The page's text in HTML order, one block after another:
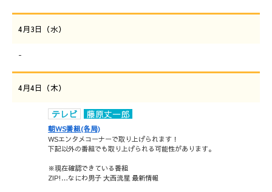
4月3日（水）
-
4月4日（木）
テレビ 藤原丈一郎
朝WS番組(各局)
WSエンタメコーナーで取り上げられます！
下記以外の番組でも取り上げられる可能性があります。
※現在確認できている番組
ZIP!…なにわ男子 大西流星 最新情報